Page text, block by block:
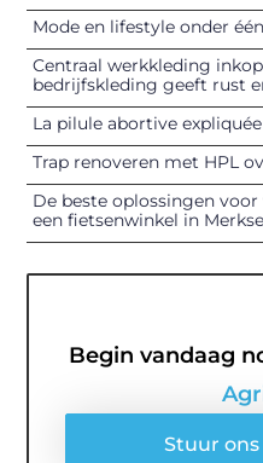
Mode en lifestyle onder
Centraal werkkleding
bedrijfskleding geeft rust
La pilule abortive
Trap renoveren met HPL
De beste oplossingen
een fietsenwinkel in
Begin vandaag
Stuur